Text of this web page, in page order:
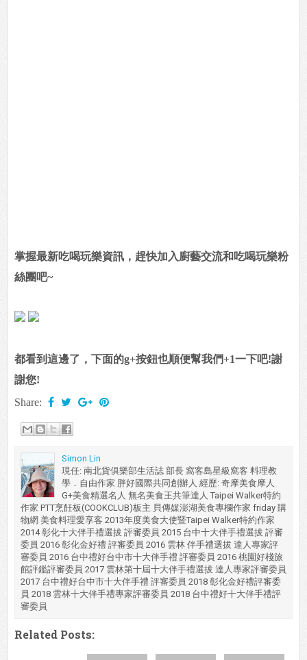
掌握最新吃喝玩樂資訊，趕快加入廚藝交流和吃喝玩樂粉
絲團吧~
都看到這邊了，下面的g+按鈕也順便幫我們+1一下吧!謝
謝您!
Share:
Simon Lin
現任: 南北貨俱樂部生活誌 部長 窩客島星級窩客 料理教
學．自由作家 胖好國際共同創辦人 經歷: 奇摩美食摩人
G+美食精選名人 無名美食王共筆達人 Taipei Walker特約
作家 PTT烹飪板(COOKCLUB)板主 貝傳媒澎湖美食專欄作家 friday 購
物網 美食料理愛享客 2013年度美食大使暨Taipei Walker特約作家
2014 彰化十大伴手禮選拔 評審委員 2015 台中十大伴手禮選拔 評審
委員 2016 彰化金好禮 評審委員 2016 雲林 伴手禮選拔 達人專家評
審委員 2016 台中禮好台中市十大伴手禮 評審委員 2016 桃園好棧旅
館評鑑評審委員 2017 雲林第十屆十大伴手禮選拔 達人專家評審委員
2017 台中禮好台中市十大伴手禮 評審委員 2018 彰化金好禮評審委
員 2018 雲林十大伴手禮專家評審委員 2018 台中禮好十大伴手禮評
審委員
Related Posts: